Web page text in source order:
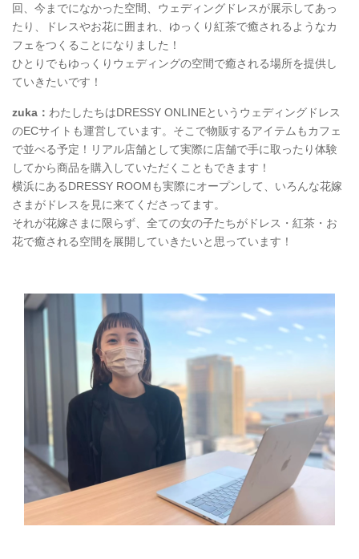
回、今までになかった空間、ウェディングドレスが展示してあっ
たり、ドレスやお花に囲まれ、ゆっくり紅茶で癒されるようなカ
フェをつくることになりました！
ひとりでもゆっくりウェディングの空間で癒される場所を提供し
ていきたいです！
zuka： わたしたちはDRESSY ONLINEというウェディングドレス
のECサイトも運営しています。そこで物販するアイテムもカフェ
で並べる予定！リアル店舗として実際に店舗で手に取ったり体験
してから商品を購入していただくこともできます！
横浜にあるDRESSY ROOMも実際にオープンして、いろんな花嫁
さまがドレスを見に来てくださってます。
それが花嫁さまに限らず、全ての女の子たちがドレス・紅茶・お
花で癒される空間を展開していきたいと思っています！